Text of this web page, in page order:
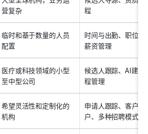
营复杂
程
临时和基于数量的人员
配置
时间与出勤、职位发
薪资管理
医疗或科技领域的小型
至中型公司
候选人跟踪、AI建议
程管理
希望灵活性和定制化的
机构
申请人跟踪、客户和
户、多种招聘模式